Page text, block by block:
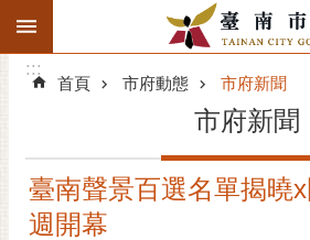
跳到主要內容區塊
搜
階
精彩府城
:::
:::
首頁 市府動態 市府新聞
市府新聞
臺南聲景百選名單揭曉
週開幕